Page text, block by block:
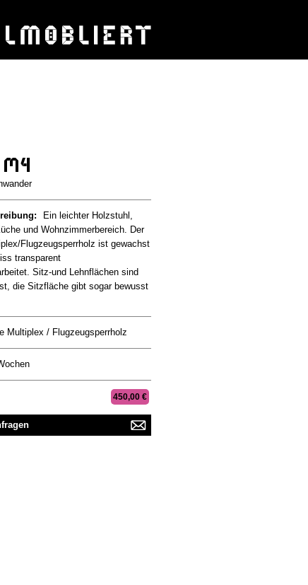
Ein leichter Holzstuhl,
und Wohnzimmerbereich. Der
Flugzeugsperrholz ist gewachst
transparent
Sitz-und Lehnflächen sind
die Sitzfläche gibt sogar bewusst
Multiplex / Flugzeugsperrholz
450,00 €